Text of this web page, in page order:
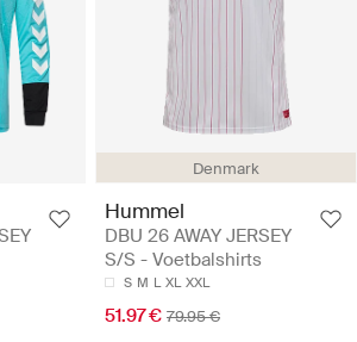
Denmark
Hummel
DBU 26 AWAY JERSEY
S/S - Voetbalshirts
S M L XL XXL
51.97 € 79.95 €